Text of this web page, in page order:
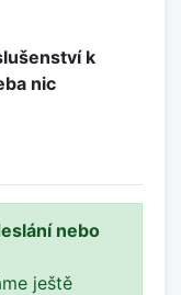
k
nic
nebo
ještě